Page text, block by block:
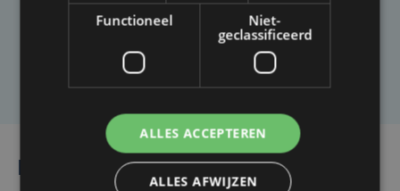
artikel?
Laat het ons weten
Lees ook
Functioneel
Niet-
geclassificeerd
ALLES ACCEPTEREN
ALLES AFWIJZEN